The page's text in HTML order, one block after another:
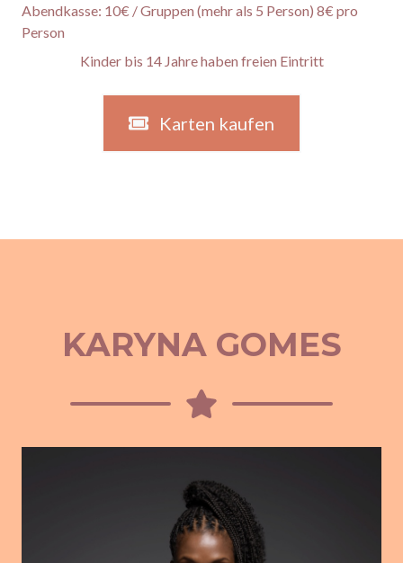
Abendkasse: 10€ / Gruppen (mehr als 5 Person) 8€ pro
Person
Kinder bis 14 Jahre haben freien Eintritt
Karten kaufen
KARYNA GOMES